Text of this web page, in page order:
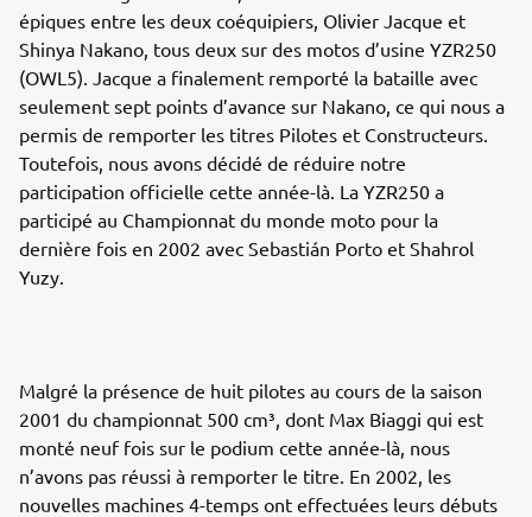
épiques entre les deux coéquipiers, Olivier Jacque et
Shinya Nakano, tous deux sur des motos d’usine YZR250
(OWL5). Jacque a finalement remporté la bataille avec
seulement sept points d’avance sur Nakano, ce qui nous a
permis de remporter les titres Pilotes et Constructeurs.
Toutefois, nous avons décidé de réduire notre
participation officielle cette année-là. La YZR250 a
participé au Championnat du monde moto pour la
dernière fois en 2002 avec Sebastián Porto et Shahrol
Yuzy.
Malgré la présence de huit pilotes au cours de la saison
2001 du championnat 500 cm³, dont Max Biaggi qui est
monté neuf fois sur le podium cette année-là, nous
n’avons pas réussi à remporter le titre. En 2002, les
nouvelles machines 4-temps ont effectuées leurs débuts